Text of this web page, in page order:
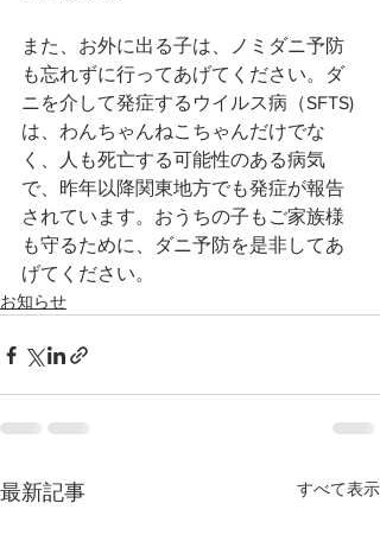
また、お外に出る子は、ノミダニ予防
も忘れずに行ってあげてください。ダ
ニを介して発症するウイルス病（SFTS)
は、わんちゃんねこちゃんだけでな
く、人も死亡する可能性のある病気
で、昨年以降関東地方でも発症が報告
されています。おうちの子もご家族様
も守るために、ダニ予防を是非してあ
げてください。
お知らせ
最新記事 すべて表示